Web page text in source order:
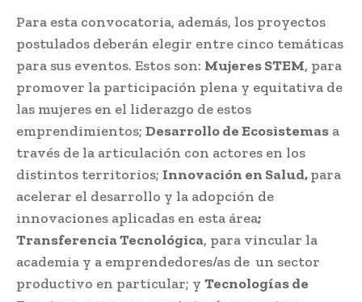
Para esta convocatoria, además, los proyectos
postulados deberán elegir entre cinco temáticas
para sus eventos. Estos son: Mujeres STEM, para
‍promover la participación plena y equitativa de
las mujeres en el liderazgo de estos
emprendimientos; Desarrollo de Ecosistemas a
través de la articulación con actores en los
distintos territorios; Innovación en Salud,para
acelerar el desarrollo y la adopción de
innovaciones aplicadas en esta área;
Transferencia Tecnológica, para vincular la
academia y a emprendedores/as de un sector
productivo en particular; y Tecnologías de